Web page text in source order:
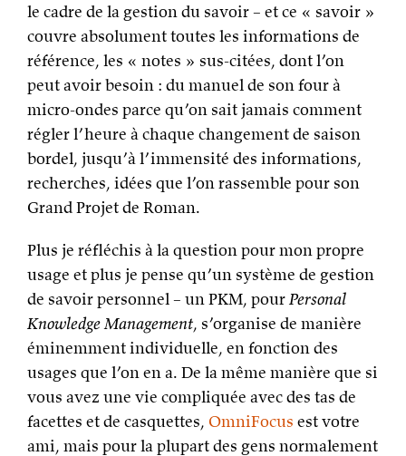
le cadre de la gestion du savoir – et ce « savoir »
couvre absolument toutes les informations de
référence, les « notes » sus-citées, dont l’on
peut avoir besoin : du manuel de son four à
micro-ondes parce qu’on sait jamais comment
régler l’heure à chaque changement de saison
bordel, jusqu’à l’immensité des informations,
recherches, idées que l’on rassemble pour son
Grand Projet de Roman.
Plus je réfléchis à la question pour mon propre
usage et plus je pense qu’un système de gestion
de savoir personnel – un PKM, pourPersonal
Knowledge Management, s’organise de manière
éminemment individuelle, en fonction des
usages que l’on en a. De la même manière que si
vous avez une vie compliquée avec des tas de
facettes et de casquettes, OmniFocus est votre
ami, mais pour la plupart des gens normalement